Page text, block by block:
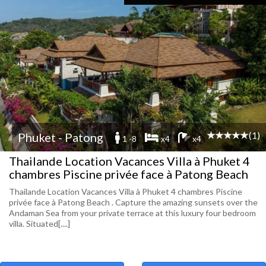
Phuket - Patong 1 -8 x4 x4 (1)
Thailande Location Vacances Villa à Phuket 4
chambres Piscine privée face à Patong Beach
Thailande Location Vacances Villa à Phuket 4 chambres Piscine
privée face à Patong Beach . Capture the amazing sunsets over the
Andaman Sea from your private terrace at this luxury four bedroom
villa. Situated[....]